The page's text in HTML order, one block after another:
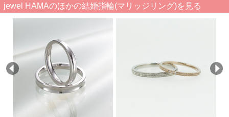
jewel HAMAのほかの結婚指輪(マリッジリング)を見る